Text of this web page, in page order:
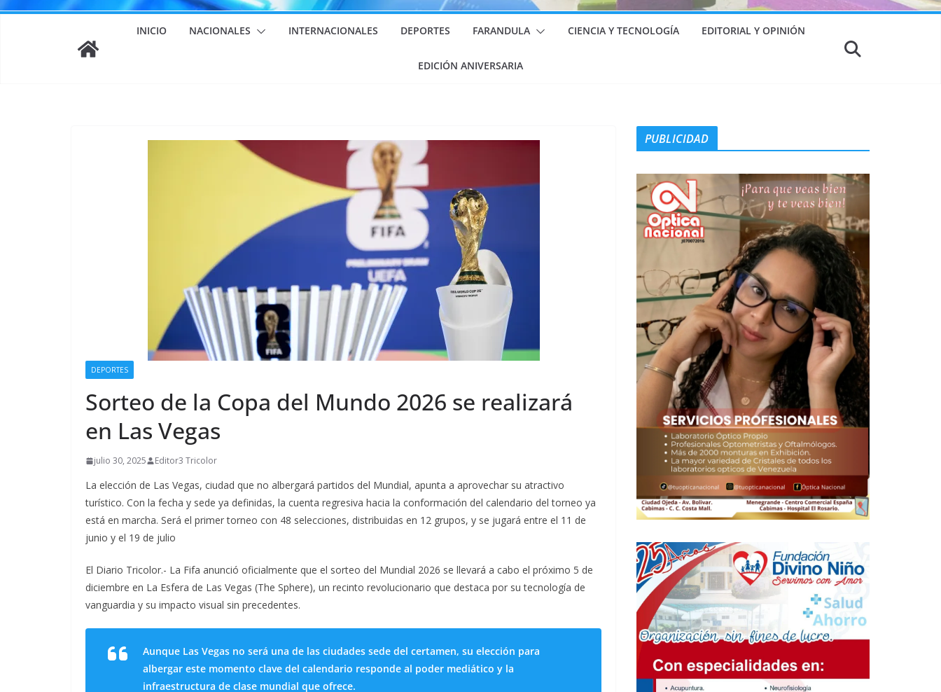
INICIO NACIONALES INTERNACIONALES DEPORTES FARANDULA CIENCIA Y TECNOLOGÍA EDITORIAL Y OPINIÓN
EDICIÓN ANIVERSARIA
DEPORTES
Sorteo de la Copa del Mundo 2026 se realizará
en Las Vegas
julio 30, 2025 Editor3 Tricolor
La elección de Las Vegas, ciudad que no albergará partidos del Mundial, apunta a aprovechar su atractivo
turístico. Con la fecha y sede ya definidas, la cuenta regresiva hacia la conformación del calendario del torneo ya
está en marcha. Será el primer torneo con 48 selecciones, distribuidas en 12 grupos, y se jugará entre el 11 de
junio y el 19 de julio
El Diario Tricolor.- La Fifa anunció oficialmente que el sorteo del Mundial 2026 se llevará a cabo el próximo 5 de
diciembre en La Esfera de Las Vegas (The Sphere), un recinto revolucionario que destaca por su tecnología de
vanguardia y su impacto visual sin precedentes.
Aunque Las Vegas no será una de las ciudades sede del certamen, su elección para
albergar este momento clave del calendario responde al poder mediático y la
infraestructura de clase mundial que ofrece.
PUBLICIDAD